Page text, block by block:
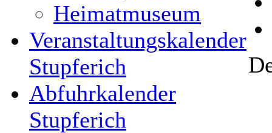
Heimatmuseum
Veranstaltungskalender
Stupferich
Abfuhrkalender
Stupferich